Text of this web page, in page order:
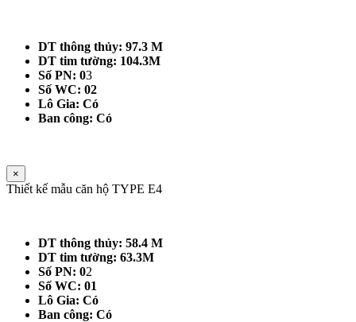
DT thông thủy: 97.3 M
DT tim tường: 104.3M
Số PN: 03
Số WC: 02
Lô Gia: Có
Ban công: Có
×
Thiết kế mẫu căn hộ TYPE E4
DT thông thủy: 58.4 M
DT tim tường: 63.3M
Số PN: 02
Số WC: 01
Lô Gia: Có
Ban công: Có